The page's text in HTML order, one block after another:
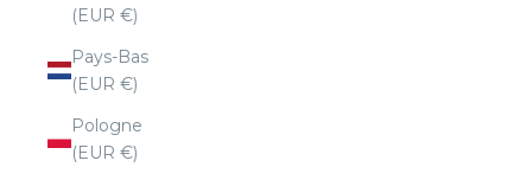
(EUR €)
Pays-Bas
(EUR €)
Pologne
(EUR €)